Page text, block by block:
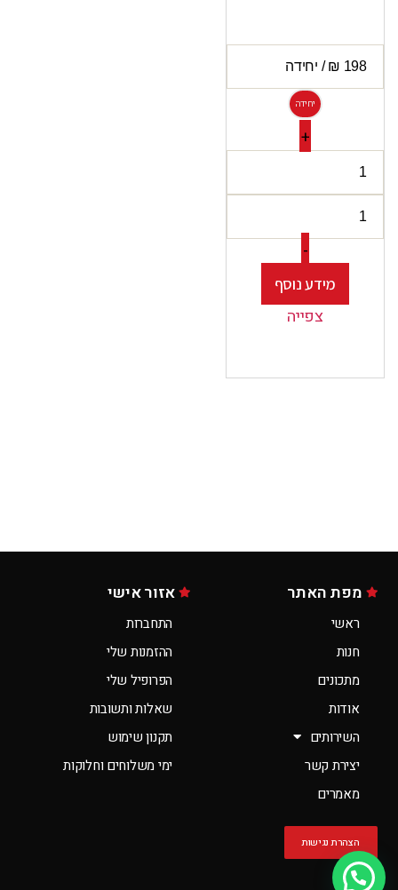
יחידה
+
-
מידע נוסף
צפייה
מפת האתר
ראשי
חנות
מתכונים
אודות
השירותים
יצירת קשר
מאמרים
הצהרת נגישות
אזור אישי
התחברות
ההזמנות שלי
הפרופיל שלי
שאלות ותשובות
תקנון שימוש
ימי משלוחים וחלוקות